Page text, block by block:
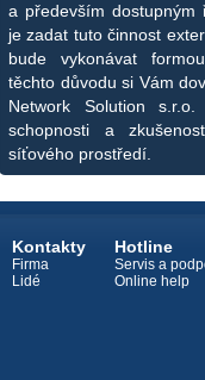
a především dostupným
je zadat tuto činnost
bude vykonávat
těchto důvodu si Vám
Network Solution
schopnosti a
síťového prostředí.
Kontakty
Firma
Lidé
Hotline
Servis a
Online help